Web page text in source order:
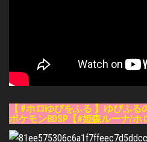
【 #ホロゆびをふる 】ゆびふる
ポケモンBDSP【#姫森ルーナ/ホ